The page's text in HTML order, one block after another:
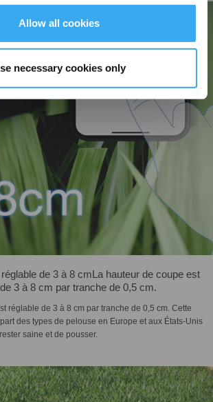
Allow all cookies
necessary cookies only
de 3 à 8 cmLa hauteur de coupe est
3 à 8 cm par tranche de 0,5 cm.
réglable de 3 à 8 cm par tranche de 0,5 cm. Cette
des types de pelouse en Europe et aux États-Unis
saine et de pousser.